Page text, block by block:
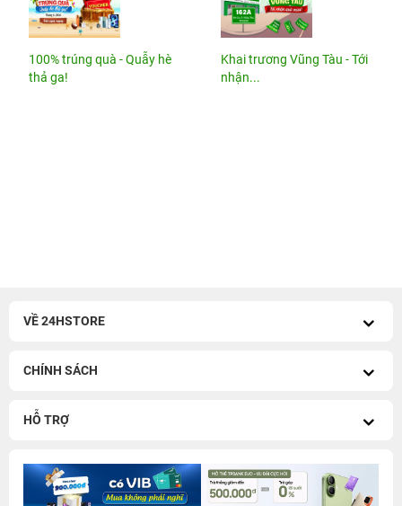
100% trúng quà - Quẫy hè
thả ga!
Khai trương Vũng Tàu - Tới
nhận...
VỀ 24HSTORE
CHÍNH SÁCH
HỖ TRỢ